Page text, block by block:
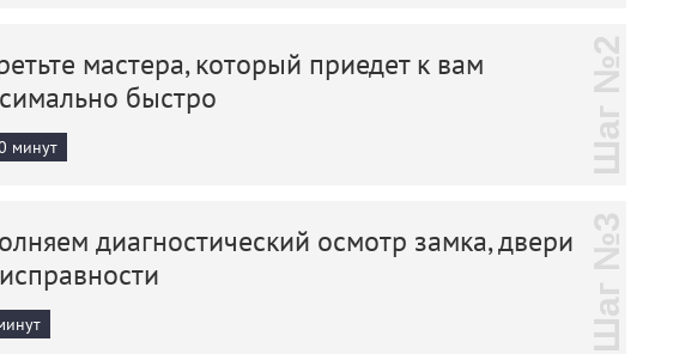
мастера, который приедет к вам
быстро
минут Шаг №2
диагностический осмотр замка, двери Шаг №3